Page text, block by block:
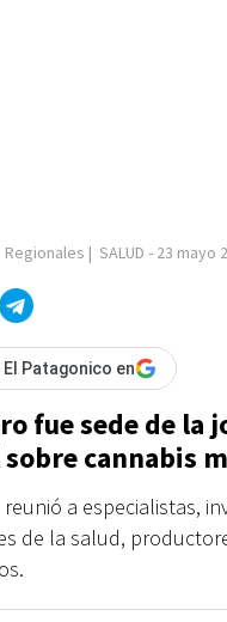
Regionales | SALUD - 23 mayo
Patagonico en
fue sede de la
cannabis
reunió a especialistas,
de la salud,